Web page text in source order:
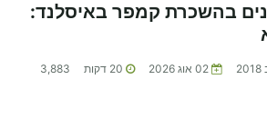
בהשכרת קמפר באיסלנד:
02 אוג 2026 20 דקות
3,883